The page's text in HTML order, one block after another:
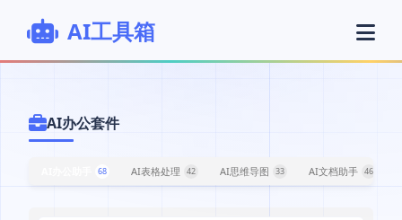
AI工具箱
AI办公套件
68 AI表格处理 42 AI思维导图 33 AI文档助手 46